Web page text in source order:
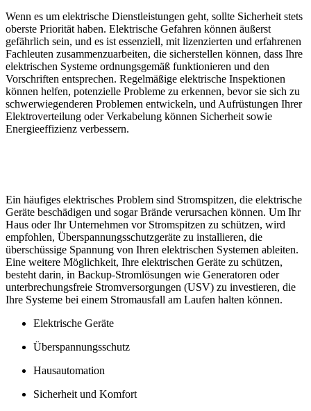
Wenn es um elektrische Dienstleistungen geht, sollte Sicherheit stets
oberste Priorität haben. Elektrische Gefahren können äußerst
gefährlich sein, und es ist essenziell, mit lizenzierten und erfahrenen
Fachleuten zusammenzuarbeiten, die sicherstellen können, dass Ihre
elektrischen Systeme ordnungsgemäß funktionieren und den
Vorschriften entsprechen. Regelmäßige elektrische Inspektionen
können helfen, potenzielle Probleme zu erkennen, bevor sie sich zu
schwerwiegenderen Problemen entwickeln, und Aufrüstungen Ihrer
Elektroverteilung oder Verkabelung können Sicherheit sowie
Energie­effizienz verbessern.
Ein häufiges elektrisches Problem sind Stromspitzen, die elektrische
Geräte beschädigen und sogar Brände verursachen können. Um Ihr
Haus oder Ihr Unternehmen vor Stromspitzen zu schützen, wird
empfohlen, Überspannungsschutzgeräte zu installieren, die
überschüssige Spannung von Ihren elektrischen Systemen ableiten.
Eine weitere Möglichkeit, Ihre elektrischen Geräte zu schützen,
besteht darin, in Backup-Stromlösungen wie Generatoren oder
unterbrechungsfreie Stromversorgungen (USV) zu investieren, die
Ihre Systeme bei einem Stromausfall am Laufen halten können.
Elektrische Geräte
Überspannungsschutz
Hausautomation
Sicherheit und Komfort